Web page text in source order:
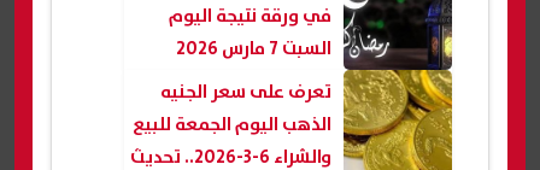
في ورقة نتيجة اليوم
السبت 7 مارس 2026
تعرف على سعر الجنيه
الذهب اليوم الجمعة للبيع
والشراء 6-3-2026.. تحديث